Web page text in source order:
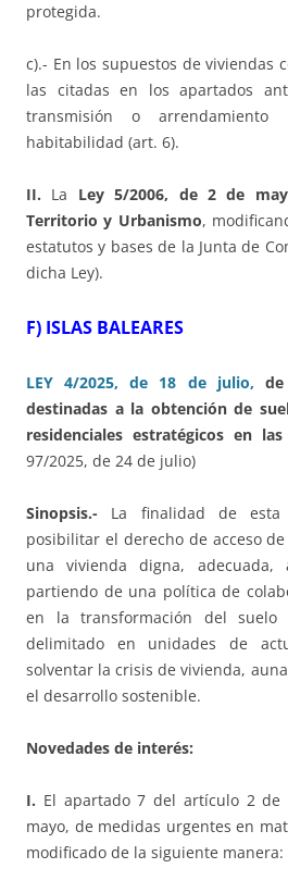
protegida.
c).- En los supuestos de viviendas
las citadas en los apartados
transmisión o
habitabilidad (art. 6).
II. La Ley 5/2006, de 2 de
Territorio y Urbanismo,
estatutos y bases de la Junta de
dicha Ley).
F) ISLAS BALEARES
LEY 4/2025, de 18 de julio, de
destinadas a la obtención de
residenciales estratégicos en
97/2025, de 24 de julio)
Sinopsis.- La finalidad de
posibilitar el derecho de acceso
una vivienda digna, adecuada,
partiendo de una política de
en la transformación del suelo
delimitado en unidades de
solventar la crisis de vivienda,
el desarrollo sostenible.
Novedades de interés:
I. El apartado 7 del artículo 2 de
mayo, de medidas urgentes en
modificado de la siguiente manera: